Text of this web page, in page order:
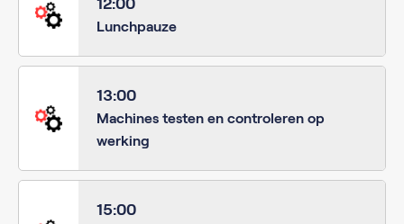
12:00
Lunchpauze
13:00
Machines testen en controleren op
werking
15:00